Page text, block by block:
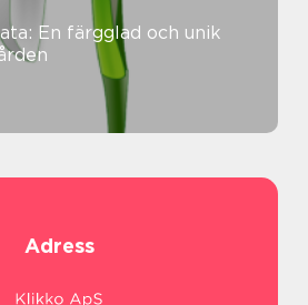
En färgglad och unik
Adress